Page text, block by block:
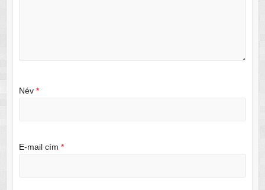
Név *
E-mail cím *